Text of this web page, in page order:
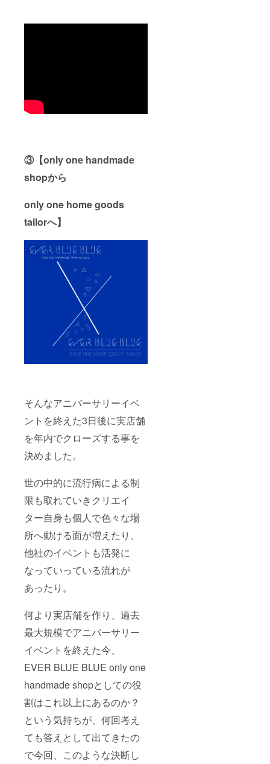
③【only one handmade
shopから
only one home goods
tailorへ】
そんなアニバーサリーイベ
ントを終えた3日後に実店舗
を年内でクローズする事を
決めました。
世の中的に流行病による制
限も取れていきクリエイ
ター自身も個人で色々な場
所へ動ける面が増えたり、
他社のイベントも活発に
なっていっている流れが
あったり。
何より実店舗を作り、過去
最大規模でアニバーサリー
イベントを終えた今、
EVER BLUE BLUE only one
handmade shopとしての役
割はこれ以上にあるのか？
という気持ちが、何回考え
ても答えとして出てきたの
で今回、このような決断し